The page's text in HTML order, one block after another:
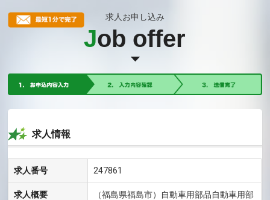
求人お申し込み
Job offer
求人情報
求人番号 247861
求人概要
（福島県福島市）自動車用部品自動車用部